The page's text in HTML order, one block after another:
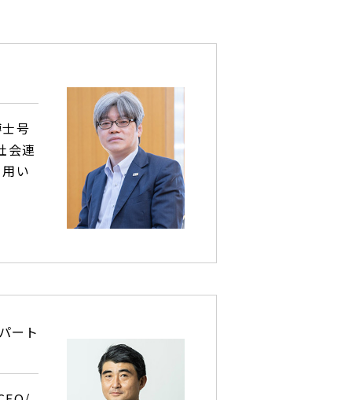
号
会連
い
ート